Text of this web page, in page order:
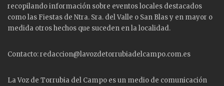
recopilando información sobre eventos locales destacados
como las Fiestas de Ntra. Sra. del Valle o San Blas y en mayor o
medida otros hechos que suceden en la localidad.
Contacto: redaccion@lavozdetorrubiadelcampo.com.es
La Voz de Torrubia del Campo es un medio de comunicación